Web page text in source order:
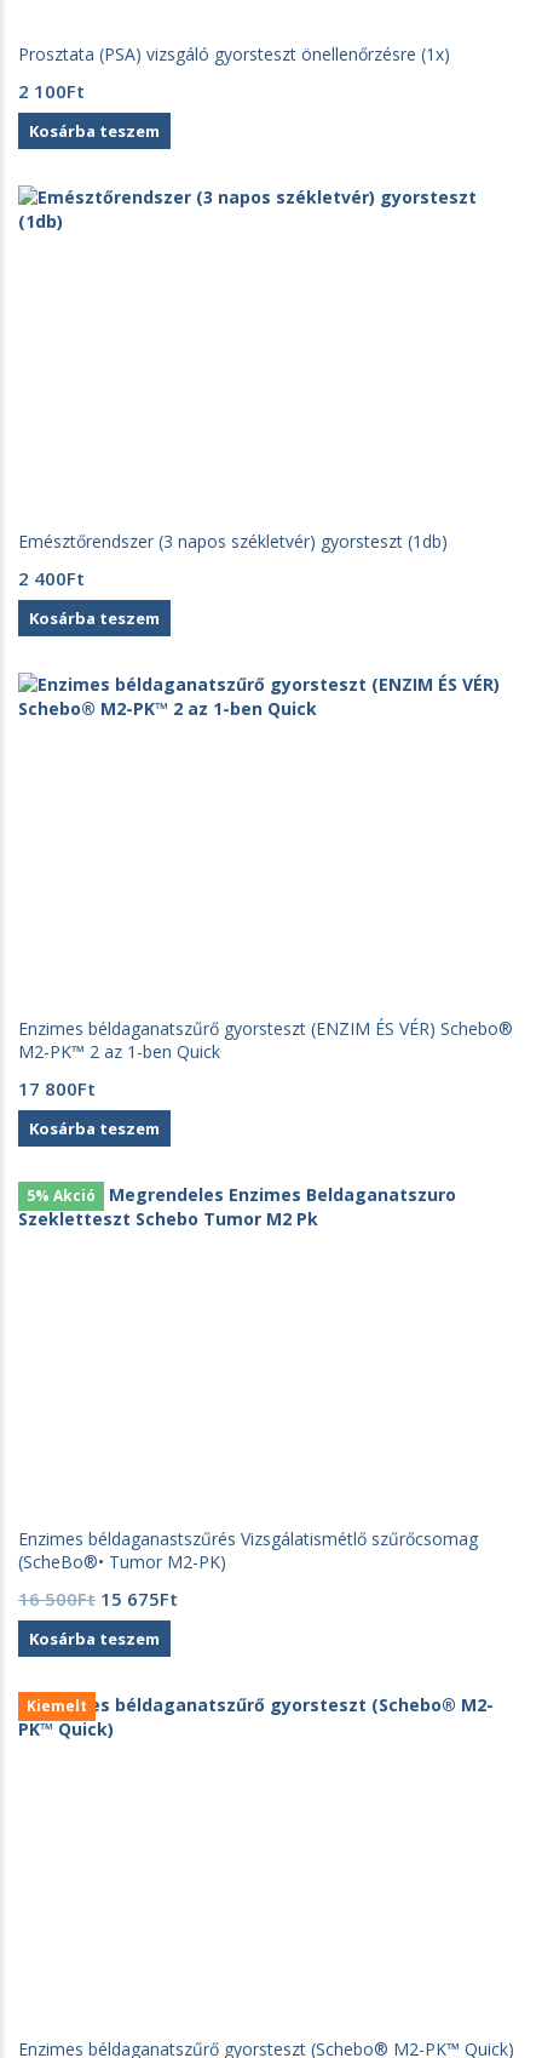
Prosztata (PSA) vizsgáló gyorsteszt önellenőrzésre (1x)
2 100Ft
Kosárba teszem
Emésztőrendszer (3 napos székletvér) gyorsteszt (1db)
2 400Ft
Kosárba teszem
Enzimes béldaganatszűrő gyorsteszt (ENZIM ÉS VÉR) Schebo®
M2-PK™ 2 az 1-ben Quick
17 800Ft
Kosárba teszem
5% Akció
Enzimes béldaganastszűrés Vizsgálatismétlő szűrőcsomag
(ScheBo®• Tumor M2-PK)
16 500Ft Original
price
was:
500Ft.
15 675Ft
675Ft.
Kosárba teszem
Kiemelt
Enzimes béldaganatszűrő gyorsteszt (Schebo® M2-PK™ Quick)